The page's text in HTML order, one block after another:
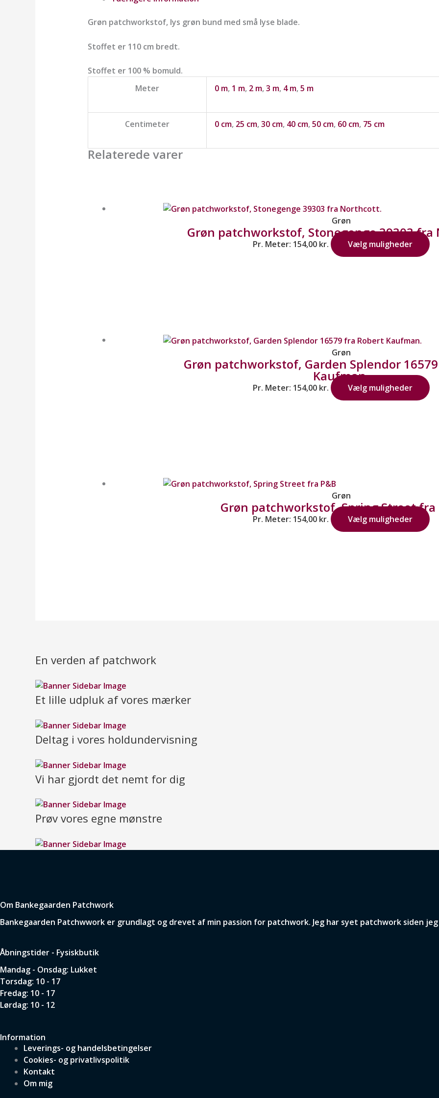
Grøn patchworkstof, lys grøn bund med små lyse blade.
Stoffet er 110 cm bredt.
Stoffet er 100 % bomuld.
Meter
0 m, 1 m, 2 m, 3 m, 4 m, 5 m
Centimeter 0 cm, 25 cm, 30 cm, 40 cm, 50 cm, 60 cm, 75 cm
Relaterede varer
Grøn
Grøn patchworkstof, Stonegenge 39303
Pr. Meter: 154,00 kr. Vælg muligheder
Grøn
Grøn patchworkstof, Garden Splendor
Kaufman.
Pr. Meter: 154,00 kr. Vælg muligheder
Grøn
Grøn patchworkstof, Spring Street fra
Pr. Meter: 154,00 kr. Vælg muligheder
En verden af patchwork
Et lille udpluk af vores mærker
Deltag i vores holdundervisning
Vi har gjordt det nemt for dig
Prøv vores egne mønstre
Om Bankegaarden Patchwork
Bankegaarden Patchwwork er grundlagt og drevet af min passion for patchwork. Jeg har syet patchwork siden
Åbningstider - Fysiskbutik
Mandag - Onsdag: Lukket
Torsdag: 10 - 17
Fredag: 10 - 17
Lørdag: 10 - 12
Information
Leverings- og handelsbetingelser
Cookies- og privatlivspolitik
Kontakt
Om mig